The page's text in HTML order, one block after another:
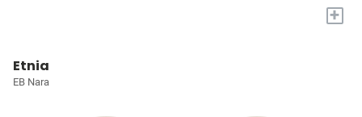
+
Etnia
EB Nara